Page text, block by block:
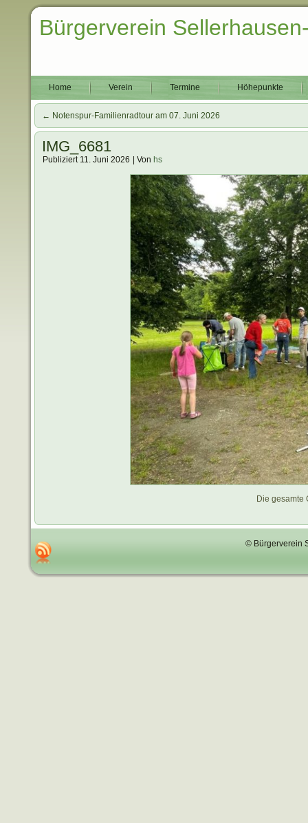
Bürgerverein
Home Verein Termine Höhepunkte
← Notenspur-Familienradtour am 07. Juni 2026
IMG_6681
Publiziert 11. Juni 2026 Von hs
Die gesamte
© Bürgerverein